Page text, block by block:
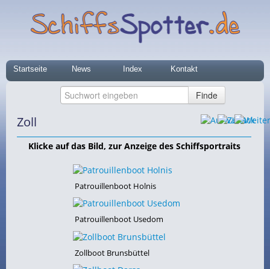
Startseite News Index Kontakt
Zoll
Klicke auf das Bild, zur Anzeige des Schiffsportraits
Patrouillenboot Holnis
Patrouillenboot Usedom
Zollboot Brunsbüttel